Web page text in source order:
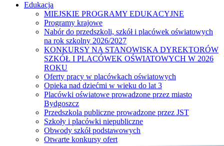
Edukacja
MIEJSKIE PROGRAMY EDUKACYJNE
Programy krajowe
Nabór do przedszkoli, szkół i placówek oświatowych
na rok szkolny 2026/2027
KONKURSY NA STANOWISKA DYREKTORÓW
SZKÓŁ I PLACÓWEK OŚWIATOWYCH W 2026
ROKU
Oferty pracy w placówkach oświatowych
Opieka nad dziećmi w wieku do lat 3
Placówki oświatowe prowadzone przez miasto
Bydgoszcz
Przedszkola publiczne prowadzone przez JST
Szkoły i placówki niepubliczne
Obwody szkół podstawowych
Otwarte konkursy ofert